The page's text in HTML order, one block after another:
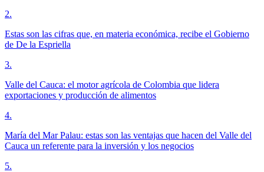
2.
Estas son las cifras que, en materia económica, recibe el Gobierno
de De la Espriella
3.
Valle del Cauca: el motor agrícola de Colombia que lidera
exportaciones y producción de alimentos
4.
María del Mar Palau: estas son las ventajas que hacen del Valle del
Cauca un referente para la inversión y los negocios
5.